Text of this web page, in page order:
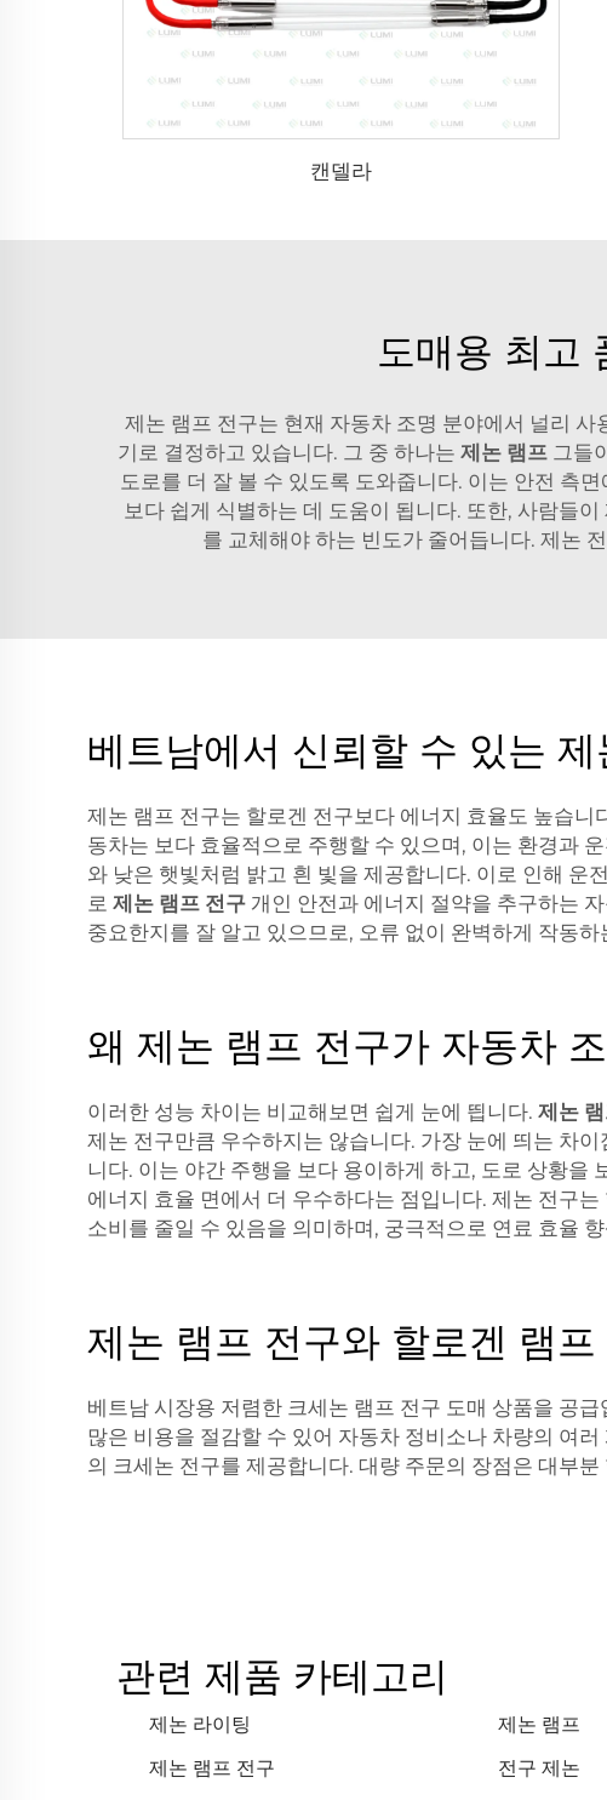
캔델라
도매용 최고
제논 램프 전구는 현재 자동차 조명 분야에서 널리
기로 결정하고 있습니다. 그 중 하나는 제논 램프 그들
도로를 더 잘 볼 수 있도록 도와줍니다. 이는 안전 측
보다 쉽게 식별하는 데 도움이 됩니다. 또한, 사람들
를 교체해야 하는 빈도가 줄어듭니다. 제논
베트남에서 신뢰할 수 있는
제논 램프 전구는 할로겐 전구보다 에너지 효율도 높습
동차는 보다 효율적으로 주행할 수 있으며, 이는 환경과
와 낮은 햇빛처럼 밝고 흰 빛을 제공합니다. 이로 인해 운
로 제논 램프 전구 개인 안전과 에너지 절약을 추구하는
중요한지를 잘 알고 있으므로, 오류 없이 완벽하게 작동
왜 제논 램프 전구가 자동차
이러한 성능 차이는 비교해보면 쉽게 눈에 띕니다. 제논
제논 전구만큼 우수하지는 않습니다. 가장 눈에 띄는 차
니다. 이는 야간 주행을 보다 용이하게 하고, 도로 상황을
에너지 효율 면에서 더 우수하다는 점입니다. 제논 전구
소비를 줄일 수 있음을 의미하며, 궁극적으로 연료 효율
제논 램프 전구와 할로겐 램
베트남 시장용 저렴한 크세논 램프 전구 도매 상품을 공
많은 비용을 절감할 수 있어 자동차 정비소나 차량의 여
의 크세논 전구를 제공합니다. 대량 주문의 장점은 대부
관련 제품 카테고리
제논 라이팅 제논 램프
제논 램프 전구
전구 제논